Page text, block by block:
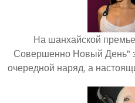
На шанхайской
Совершенно Новый День"
очередной наряд, а